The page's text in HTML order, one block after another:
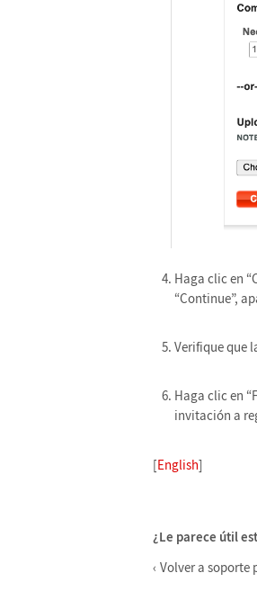
Haga clic en
“Continue”,
Verifique que
Haga clic en
invitación a
[English]
¿Le parece útil
Volver a soporte